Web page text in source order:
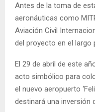
Antes de la toma de
aeronáuticas como
Aviación Civil
del proyecto en el largo
El 29 de abril de este
acto simbólico para
el nuevo aeropuerto
destinará una inversión